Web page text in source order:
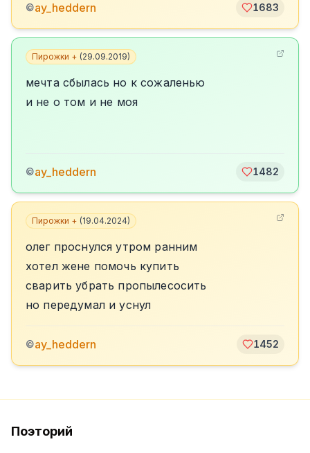
©ay_heddern 1683
Пирожки + (29.09.2019)
мечта сбылась но к сожаленью
и не о том и не моя
©ay_heddern 1482
Пирожки + (19.04.2024)
олег проснулся утром ранним
хотел жене помочь купить
сварить убрать пропылесосить
но передумал и уснул
©ay_heddern 1452
Поэторий